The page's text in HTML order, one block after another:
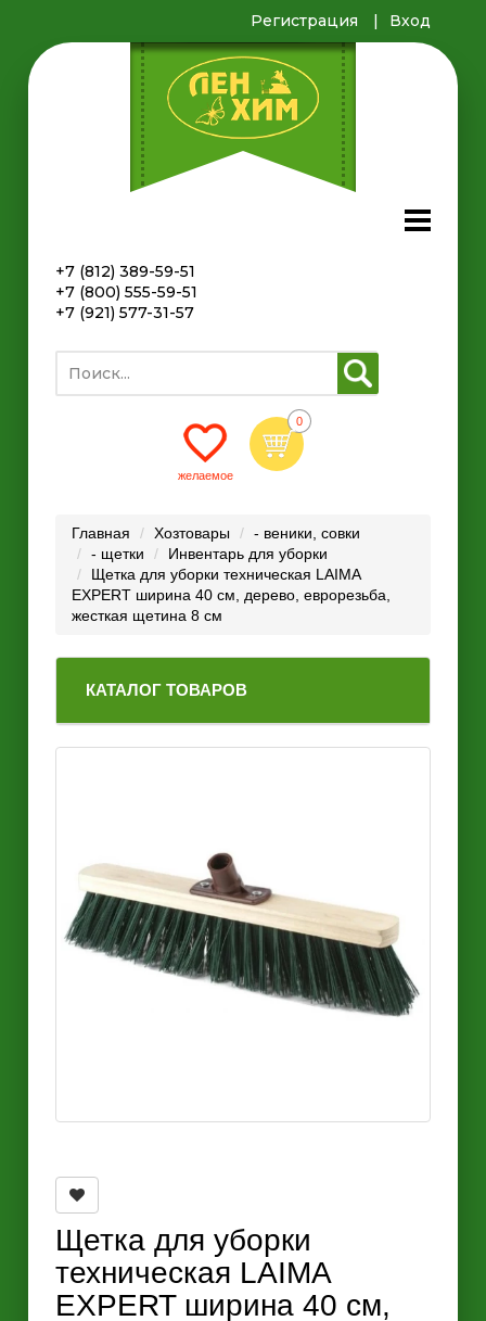
Регистрация Вход
+7 (812) 389-59-51
+7 (800) 555-59-51
+7 (921) 577-31-57
Главная Хозтовары
- веники, совки
- щетки
Инвентарь для уборки
Щетка для уборки техническая LAIMA
EXPERT ширина 40 см, дерево, еврорезьба,
жесткая щетина 8 см
КАТАЛОГ ТОВАРОВ
Щетка для уборки
техническая LAIMA
EXPERT ширина 40 см,